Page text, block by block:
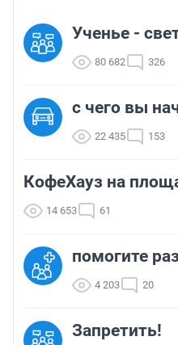
Ученье -
80 682 326
с чего вы
22 435 153
КофеХауз на
14 653 61
помогите
4 203 20
Запретить!